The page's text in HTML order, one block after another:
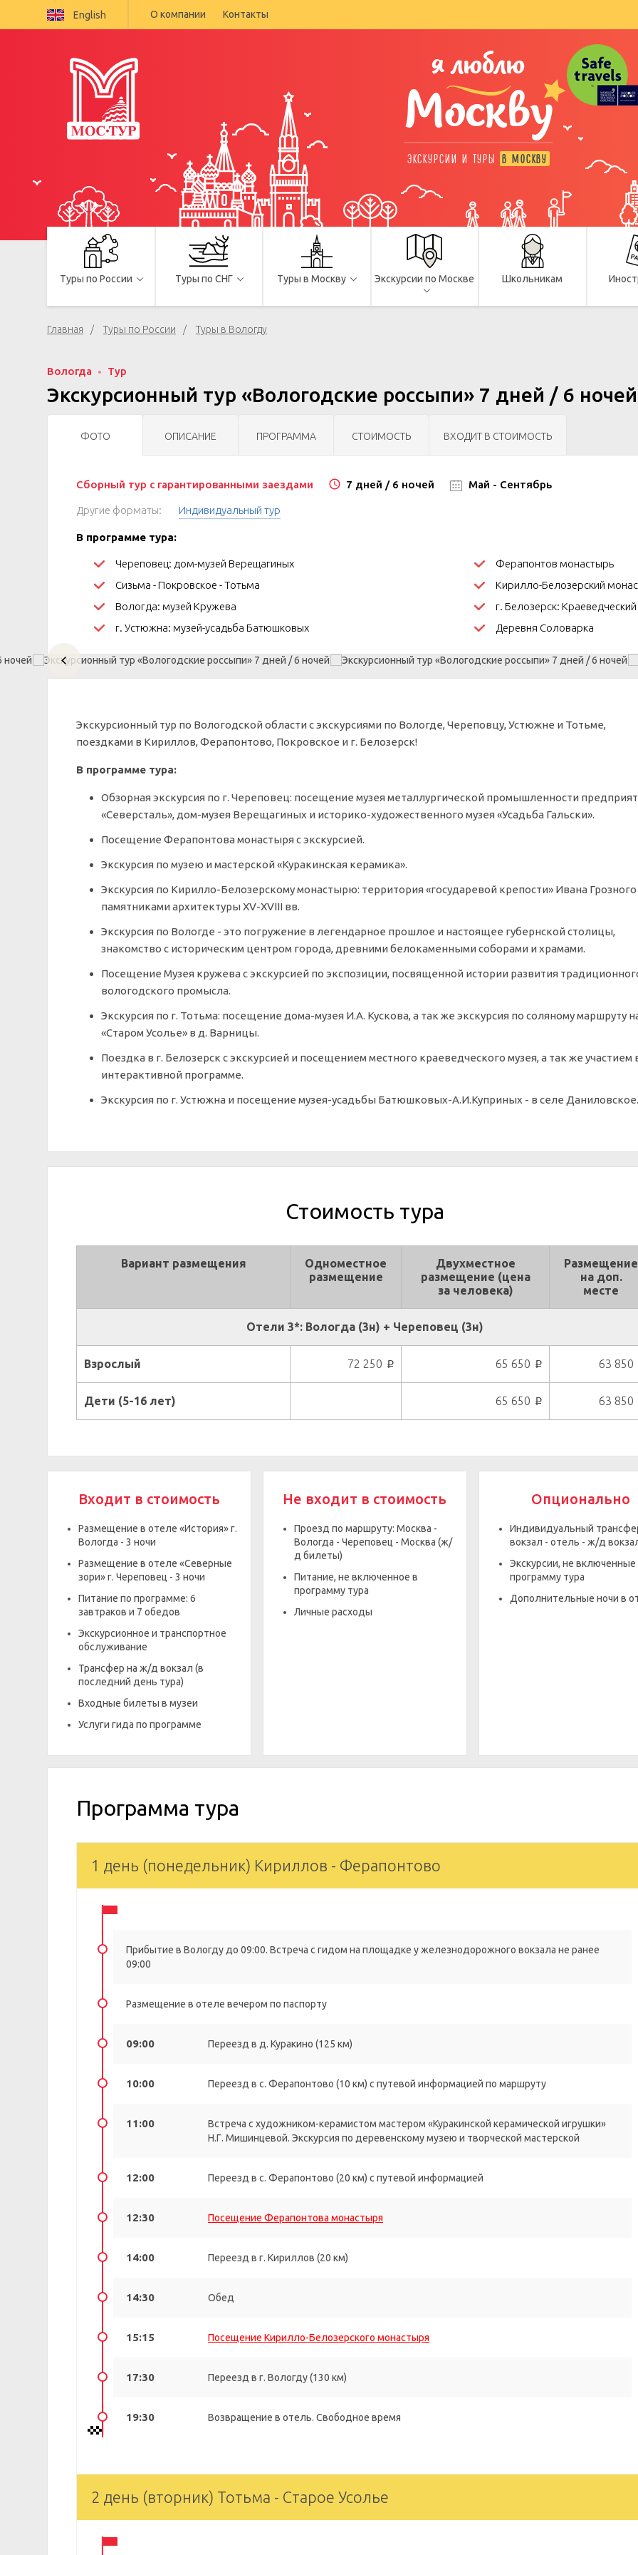
English О компании Контакты
я люблю
Москву
ЭКСКУРСИИ И ТУРЫ В МОСКВУ
Туры по России Туры по СНГ Туры в Москву Экскурсии по Москве Школьникам
Главная Туры по России Туры в Вологду
Вологда Тур
Экскурсионный тур «Вологодские россыпи» 7 дней / 6 ночей
ФОТО ОПИСАНИЕ ПРОГРАММА СТОИМОСТЬ ВХОДИТ В СТОИМОСТЬ
Сборный тур с гарантированными заездами 7 дней / 6 ночей Май - Сентябрь
Другие форматы: Индивидуальный тур
В программе тура:
Череповец: дом-музей Верещагиных
Ферапонтов монастырь
Сизьма - Покровское - Тотьма
Кирилло-Белозерский
Вологда: музей Кружева
г. Белозерск:
г. Устюжна: музей-усадьба Батюшковых
Деревня Соловарка
Экскурсионный тур по Вологодской области с экскурсиями по Вологде, Череповцу, Устюжне и Тотьме,
поездками в Кириллов, Ферапонтово, Покровское и г. Белозерск!
В программе тура:
Обзорная экскурсия по г. Череповец: посещение музея металлургической промышленности
«Северсталь», дом-музея Верещагиных и историко-художественного музея «Усадьба Гальски».
Посещение Ферапонтова монастыря с экскурсией.
Экскурсия по музею и мастерской «Куракинская керамика».
Экскурсия по Кирилло-Белозерскому монастырю: территория «государевой крепости» Ивана Грозного
памятниками архитектуры XV-XVIII вв.
Экскурсия по Вологде - это погружение в легендарное прошлое и настоящее губернской столицы,
знакомство с историческим центром города, древними белокаменными соборами и храмами.
Посещение Музея кружева с экскурсией по экспозиции, посвященной истории развития
вологодского промысла.
Экскурсия по г. Тотьма: посещение дома-музея И.А. Кускова, а так же экскурсия по соляному маршруту
«Старом Усолье» в д. Варницы.
Поездка в г. Белозерск с экскурсией и посещением местного краеведческого музея, а так же участием
интерактивной программе.
Экскурсия по г. Устюжна и посещение музея-усадьбы Батюшковых-А.И.Куприных - в селе Даниловское.
Стоимость тура
Вариант размещения
Одноместное
размещение
Двухместное
размещение (цена
за человека)
Размещение
на доп.
месте
Отели 3*: Вологда (3н) + Череповец (3н)
Взрослый 72 250 p 65 650 p 63 850
Дети (5-16 лет) 65 650 p 63 850
Входит в стоимость
Размещение в отеле «История» г.
Вологда - 3 ночи
Размещение в отеле «Северные
зори» г. Череповец - 3 ночи
Питание по программе: 6
завтраков и 7 обедов
Экскурсионное и транспортное
обслуживание
Трансфер на ж/д вокзал (в
последний день тура)
Входные билеты в музеи
Услуги гида по программе
Не входит в стоимость
Проезд по маршруту: Москва -
Вологда - Череповец - Москва (ж/
д билеты)
Питание, не включенное в
программу тура
Личные расходы
Опционально
Индивидуальный
вокзал - отель - ж/д
Экскурсии, не включенные
программу тура
Дополнительные ночи в
Программа тура
1 день (понедельник) Кириллов - Ферапонтово
Прибытие в Вологду до 09:00. Встреча с гидом на площадке у железнодорожного вокзала не ранее
09:00
Размещение в отеле вечером по паспорту
09:00 Переезд в д. Куракино (125 км)
10:00 Переезд в с. Ферапонтово (10 км) с путевой информацией по маршруту
11:00
Встреча с художником-керамистом мастером «Куракинской керамической игрушки»
Н.Г. Мишинцевой. Экскурсия по деревенскому музею и творческой мастерской
12:00 Переезд в с. Ферапонтово (20 км) с путевой информацией
12:30 Посещение Ферапонтова монастыря
14:00 Переезд в г. Кириллов (20 км)
14:30 Обед
15:15 Посещение Кирилло-Белозерского монастыря
17:30 Переезд в г. Вологду (130 км)
19:30 Возвращение в отель. Свободное время
2 день (вторник) Тотьма - Старое Усолье